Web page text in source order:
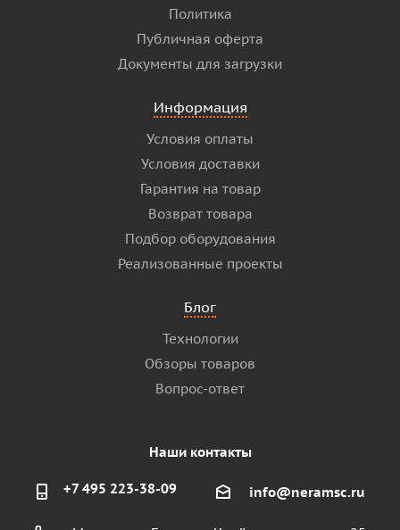
Политика
Публичная оферта
Документы для загрузки
Информация
Условия оплаты
Условия доставки
Гарантия на товар
Возврат товара
Подбор оборудования
Реализованные проекты
Блог
Технологии
Обзоры товаров
Вопрос-ответ
Наши контакты
+7 495 223-38-09 info@neramsc.ru